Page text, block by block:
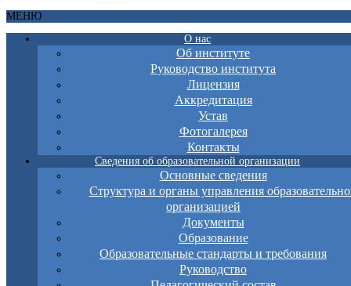
МЕНЮ
О нас
Об институте
Руководство института
Лицензия
Аккредитация
Устав
Фотогалерея
Контакты
Сведения об образовательной организации
Основные сведения
Структура и органы управления
организацией
Документы
Образование
Образовательные стандарты и требования
Руководство